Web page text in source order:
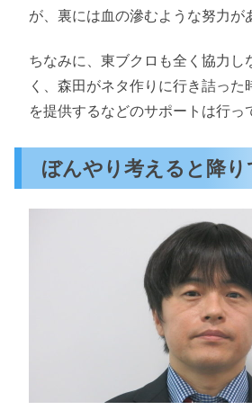
が、裏には血の滲むような努力が
ちなみに、東ブクロも全く協力し
く、森田がネタ作りに行き詰った
を提供するなどのサポートは行っ
ぼんやり考えると降り